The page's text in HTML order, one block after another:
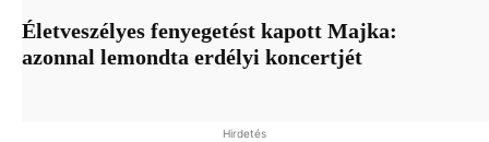
Életveszélyes fenyegetést kapott Majka:
azonnal lemondta erdélyi koncertjét
Hirdetés